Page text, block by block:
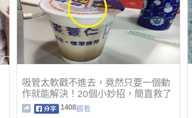
吸管太軟戳不進去，竟然只要一個動
作就能解決！20個小妙招，簡直救了
我這個生活白癡～
1408觀看